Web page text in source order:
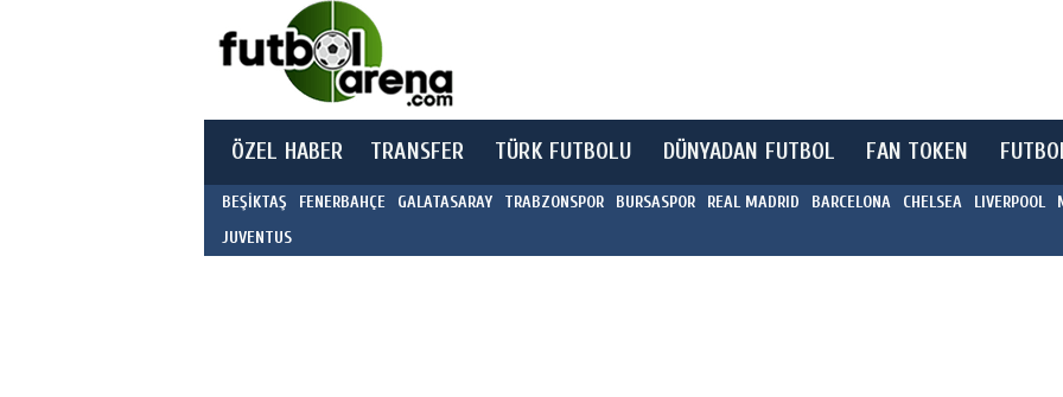
ÖZEL HABER TRANSFER TÜRK FUTBOLU DÜNYADAN FUTBOL FAN TOKEN
BEŞİKTAŞ FENERBAHÇE GALATASARAY TRABZONSPOR BURSASPOR REAL MADRID BARCELONA CHELSEA LIVERPOOL
JUVENTUS